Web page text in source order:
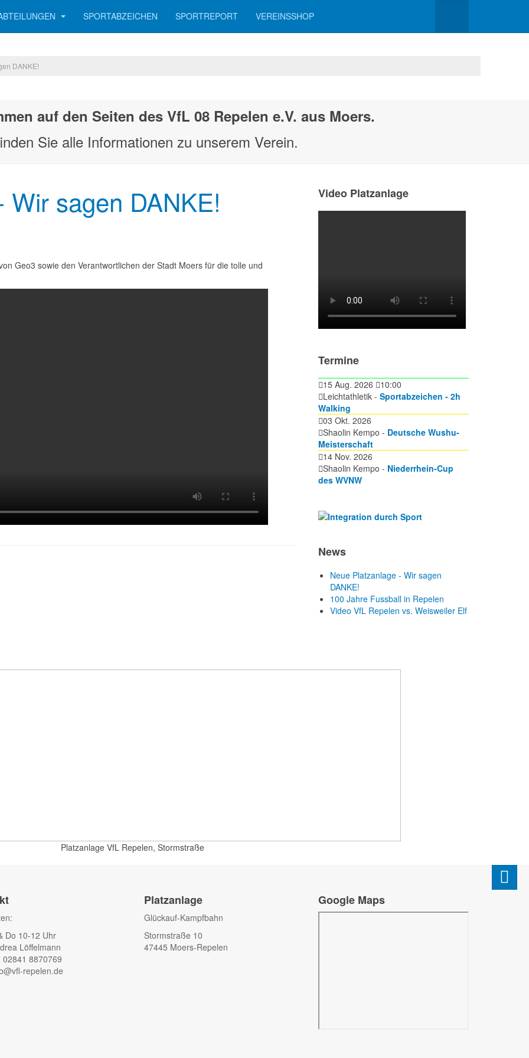
SPORTABZEICHEN SPORTREPORT VEREINSSHOP
DANKE!
auf den Seiten des VfL 08 Repelen e.V. aus Moers.
Sie alle Informationen zu unserem Verein.
sagen DANKE!
Geo3 sowie den Verantwortlichen der Stadt Moers für die tolle und
Video Platzanlage
Termine
15 Aug. 2026
10:00
Leichtathletik - Sportabzeichen - 2h
Walking
03 Okt. 2026
Shaolin Kempo - Deutsche Wushu-
Meisterschaft
14 Nov. 2026
Shaolin Kempo - Niederrhein-Cup
des WVNW
News
Neue Platzanlage - Wir sagen
DANKE!
100 Jahre Fussball in Repelen
Video VfL Repelen vs. Weisweiler Elf
Platzanlage VfL Repelen, Stormstraße
Do 10-12 Uhr
Löffelmann
02841 8870769
repelen.de
Platzanlage
Glückauf-Kampfbahn
Stormstraße 10
47445 Moers-Repelen
Google Maps